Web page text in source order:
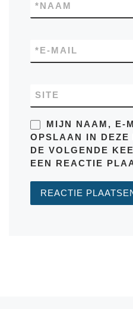
NAAM
*
E-MAIL
*
SITE
MIJN NAAM, E-
OPSLAAN IN DEZE
DE VOLGENDE
EEN REACTIE